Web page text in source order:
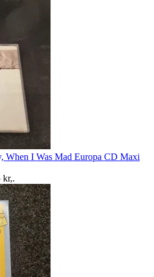
When I Was Mad Europa CD Maxi
kr,.